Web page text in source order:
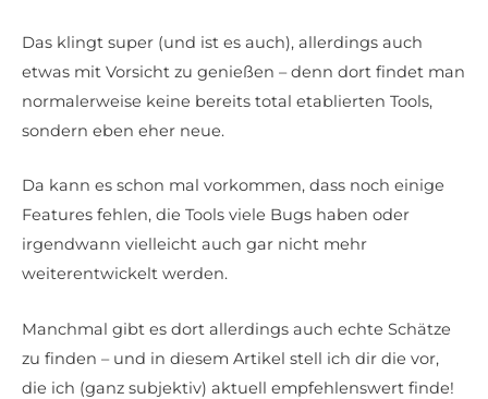
Das klingt super (und ist es auch), allerdings auch
etwas mit Vorsicht zu genießen – denn dort findet man
normalerweise keine bereits total etablierten Tools,
sondern eben eher neue.
Da kann es schon mal vorkommen, dass noch einige
Features fehlen, die Tools viele Bugs haben oder
irgendwann vielleicht auch gar nicht mehr
weiterentwickelt werden.
Manchmal gibt es dort allerdings auch echte Schätze
zu finden – und in diesem Artikel stell ich dir die vor,
die ich (ganz subjektiv) aktuell empfehlenswert finde!